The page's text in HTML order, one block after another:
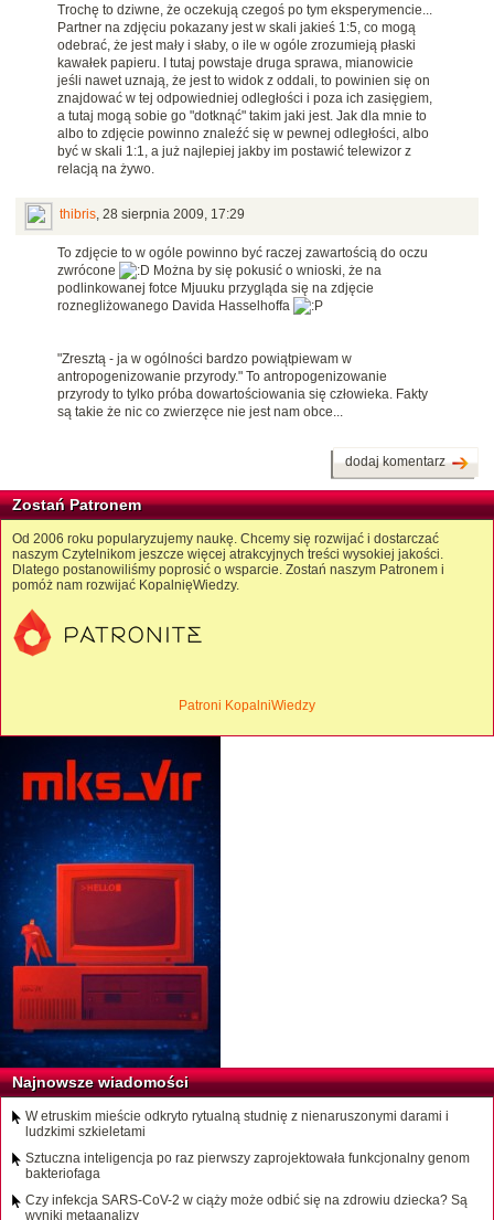
Trochę to dziwne, że oczekują czegoś po tym eksperymencie...
Partner na zdjęciu pokazany jest w skali jakieś 1:5, co mogą
odebrać, że jest mały i słaby, o ile w ogóle zrozumieją płaski
kawałek papieru. I tutaj powstaje druga sprawa, mianowicie
jeśli nawet uznają, że jest to widok z oddali, to powinien się on
znajdować w tej odpowiedniej odległości i poza ich zasięgiem,
a tutaj mogą sobie go "dotknąć" takim jaki jest. Jak dla mnie to
albo to zdjęcie powinno znaleźć się w pewnej odległości, albo
być w skali 1:1, a już najlepiej jakby im postawić telewizor z
relacją na żywo.
thibris, 28 sierpnia 2009, 17:29
To zdjęcie to w ogóle powinno być raczej zawartością do oczu
zwrócone
Można by się pokusić o wnioski, że na
podlinkowanej fotce Mjuuku przygląda się na zdjęcie
roznegliżowanego Davida Hasselhoffa
"Zresztą - ja w ogólności bardzo powiątpiewam w
antropogenizowanie przyrody." To antropogenizowanie
przyrody to tylko próba dowartościowania się człowieka. Fakty
są takie że nic co zwierzęce nie jest nam obce...
dodaj komentarz
Zostań Patronem
Od 2006 roku popularyzujemy naukę. Chcemy się rozwijać i dostarczać
naszym Czytelnikom jeszcze więcej atrakcyjnych treści wysokiej jakości.
Dlatego postanowiliśmy poprosić o wsparcie. Zostań naszym Patronem i
pomóż nam rozwijać KopalnięWiedzy.
Patroni KopalniWiedzy
Najnowsze wiadomości
W etruskim mieście odkryto rytualną studnię z nienaruszonymi darami i
ludzkimi szkieletami
Sztuczna inteligencja po raz pierwszy zaprojektowała funkcjonalny genom
bakteriofaga
Czy infekcja SARS-CoV-2 w ciąży może odbić się na zdrowiu dziecka? Są
wyniki metaanalizy